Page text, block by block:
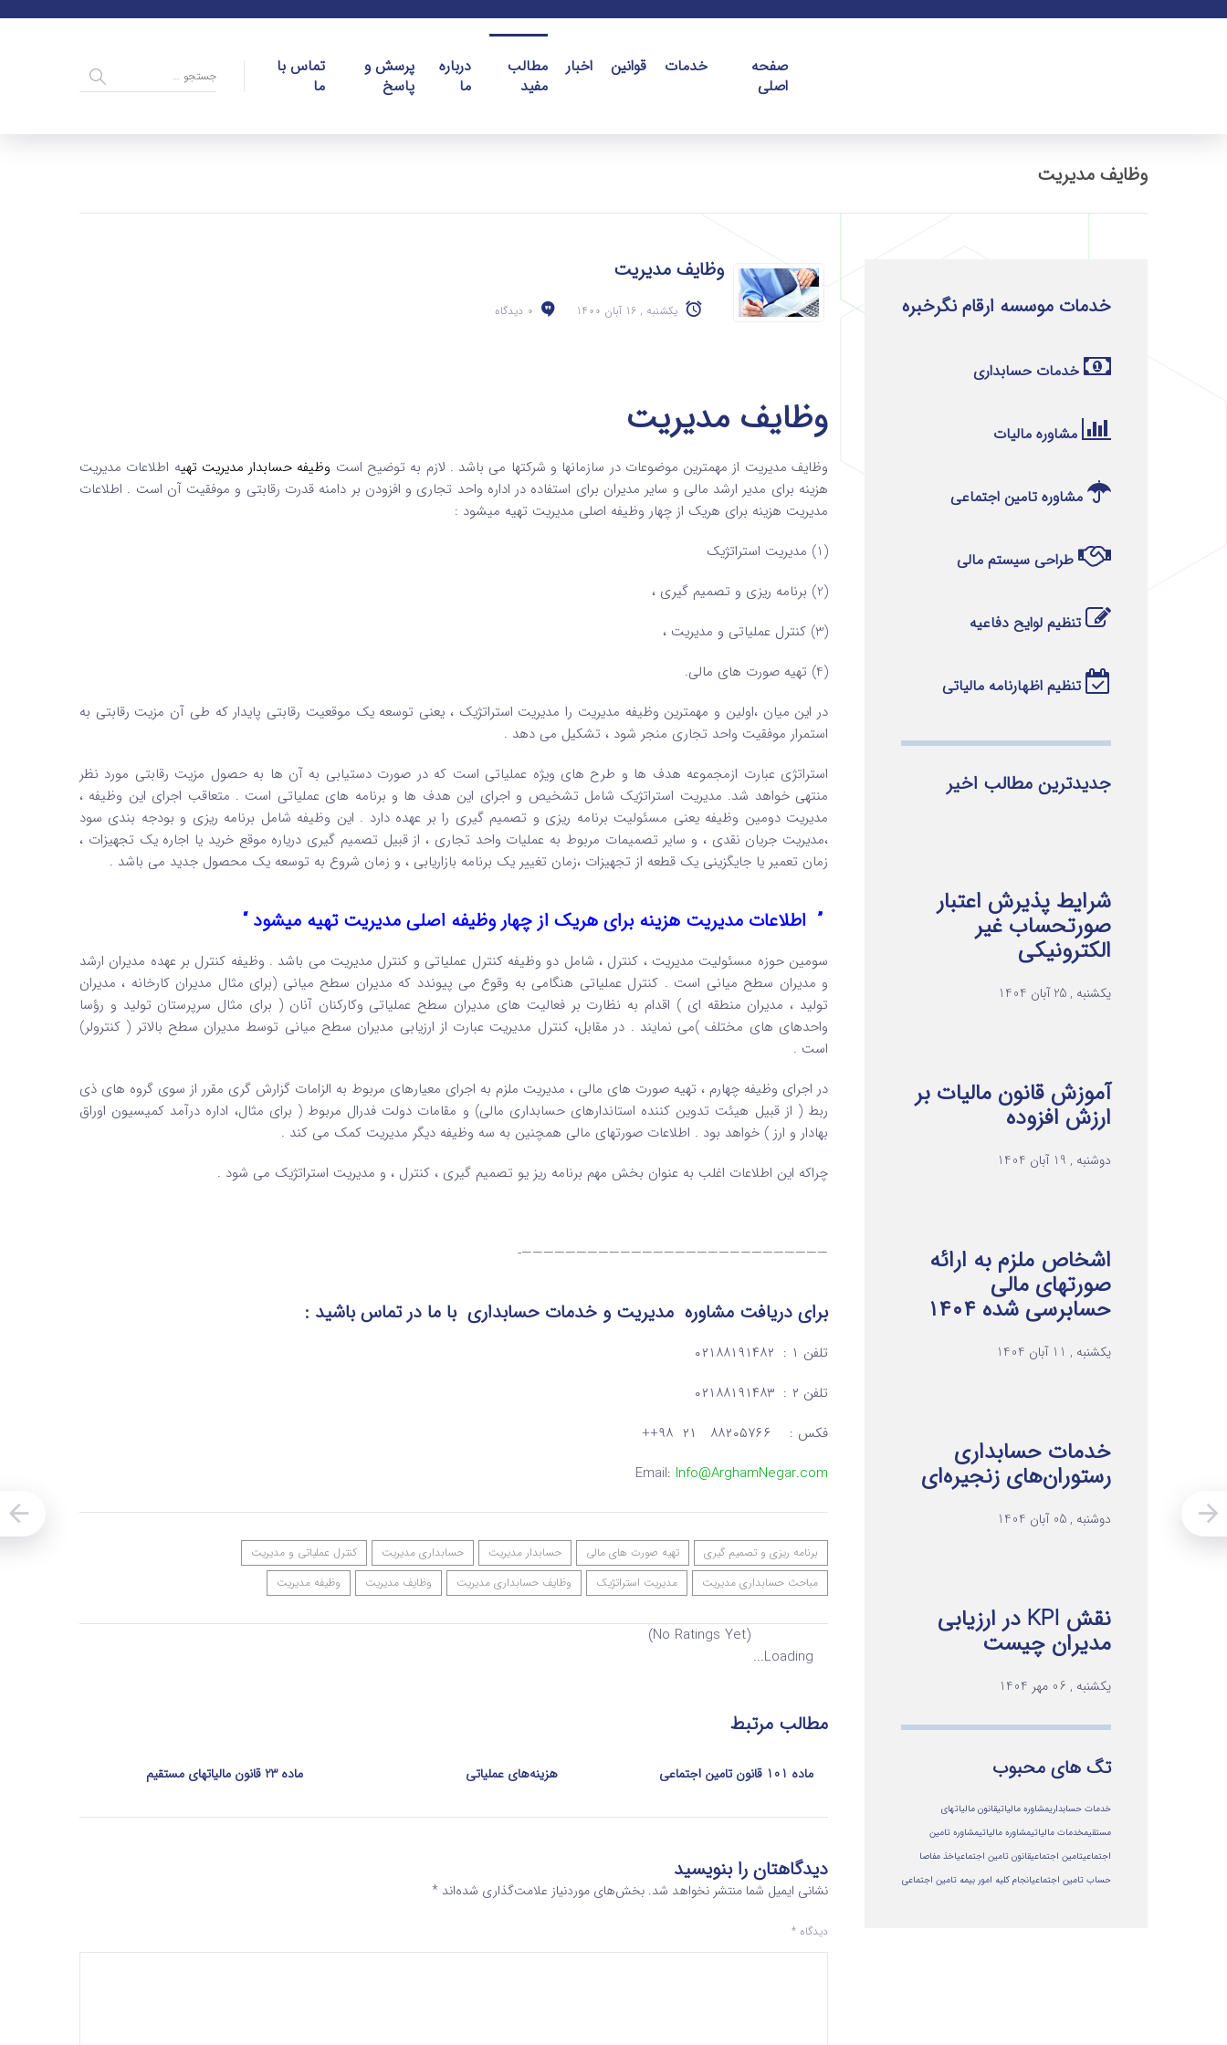
صفحه
اصلی
خدمات قوانین اخبار
مطالب
مفید
درباره
ما
پرسش و
پاسخ
تماس با
ما
وظایف مدیریت
وظایف مدیریت
یکشنبه , 16 آبان 1400 0 دیدگاه
وظایف مدیریت
وظایف مدیریت از مهمترین موضوعات در سازمانها و شرکتها می باشد . لازم به توضیح است وظیفه حسابدار مدیریت تهیه اطلاعات مدیریت
هزینه برای مدیر ارشد مالی و سایر مدیران برای استفاده در اداره واحد تجاری و افزودن بر دامنه قدرت رقابتی و موفقیت آن است . اطلاعات
مدیریت هزینه برای هریک از چهار وظیفه اصلی مدیریت تهیه میشود :
(1) مدیریت استراتژیک
(2) برنامه ریزی و تصمیم گیری ،
(3) کنترل عملیاتی و مدیریت ،
(4) تهیه صورت های مالی.
در این میان ،اولین و مهمترین وظیفه مدیریت را مدیریت استراتژیک ، یعنی توسعه یک موقعیت رقابتی پایدار که طی آن مزیت رقابتی به
استمرار موفقیت واحد تجاری منجر شود ، تشکیل می دهد .
استراتژی عبارت ازمجموعه هدف ها و طرح های ویژه عملیاتی است که در صورت دستیابی به آن ها به حصول مزیت رقابتی مورد نظر
منتهی خواهد شد. مدیریت استراتژیک شامل تشخیص و اجرای این هدف ها و برنامه های عملیاتی است . متعاقب اجرای این وظیفه ،
مدیریت دومین وظیفه یعنی مسئولیت برنامه ریزی و تصمیم گیری را بر عهده دارد . این وظیفه شامل برنامه ریزی و بودجه بندی سود
،مدیریت جریان نقدی ، و سایر تصمیمات مربوط به عملیات واحد تجاری ، از قبیل تصمیم گیری دریاره موقع خرید یا اجاره یک تجهیزات ،
زمان تعمیر یا جایگزینی یک قطعه از تجهیزات ،زمان تغییر یک برنامه بازاریابی ، و زمان شروع به توسعه یک محصول جدید می باشد .
” اطلاعات مدیریت هزینه برای هریک از چهار وظیفه اصلی مدیریت تهیه میشود “
سومین حوزه مسئولیت مدیریت ، کنترل ، شامل دو وظیفه کنترل عملیاتی و کنترل مدیریت می باشد . وظیفه کنترل بر عهده مدیران ارشد
و مدیران سطح میانی است . کنترل عملیاتی هنگامی به وقوع می پیوندد که مدیران سطح میانی (برای مثال مدیران کارخانه ، مدیران
تولید ، مدیران منطقه ای ) اقدام به نظارت بر فعالیت های مدیران سطح عملیاتی وکارکنان آنان ( برای مثال سرپرستان تولید و رؤسا
واحدهای های مختلف )می نمایند . در مقابل، کنترل مدیریت عبارت از ارزیابی مدیران سطح میانی توسط مدیران سطح بالاتر ( کنترولر)
است .
در اجرای وظیفه چهارم ، تهیه صورت های مالی ، مدیریت ملزم به اجرای معیارهای مربوط به الزامات گزارش گری مقرر از سوی گروه های ذی
ربط ( از قبیل هیئت تدوین کننده استاندارهای حسابداری مالی) و مقامات دولت فدرال مربوط ( برای مثال، اداره درآمد کمیسیون اوراق
بهادار و ارز ) خواهد بود . اطلاعات صورتهای مالی همچنین به سه وظیفه دیگر مدیریت کمک می کند .
چراکه این اطلاعات اغلب به عنوان بخش مهم برنامه ریز یو تصمیم گیری ، کنترل ، و مدیریت استراتژیک می شود .
————————————————————————————-
برای دریافت مشاوره مدیریت و خدمات حسابداری با ما در تماسباشید :
تلفن ۱ : ۰۲۱۸۸۱۹۱۴۸۲
تلفن ۲ : ۰۲۱۸۸۱۹۱۴۸۳
فکس : ۸۸۲۰۵۷۶۶ ۲۱ ۹۸++
Email: Info@ArghamNegar.com
برنامه ریزی و تصمیم گیری تهیه صورت های مالی حسابدار مدیریت حسابداری مدیریت
کنترل عملیاتی و مدیریت
مباحث حسابداری مدیریت
مدیریت استراتژیک وظایف حسابداری مدیریت وظایف مدیریت وظیفه مدیریت
(No Ratings Yet)
Loading...
مطالب مرتبط
ماده 23 قانون مالیاتهای مستقیم هزینه‌های عملیاتی ماده 101 قانون تامین اجتماعی
دیدگاهتان را بنویسید
نشانی ایمیل شما منتشر نخواهد شد. بخش‌های موردنیاز علامت‌گذاری شده‌اند *
دیدگاه *
خدمات موسسه ارقام نگرخبره
خدمات حسابداری
مشاوره مالیات
مشاوره تامین اجتماعی
طراحی سیستم مالی
تنظیم لوایح دفاعیه
تنظیم اظهارنامه مالیاتی
جدیدترین مطالب اخیر
شرایط پذیرش اعتبار
صورتحساب غیر
الکترونیکی
یکشنبه , 25 آبان 1404
آموزش قانون مالیات بر
ارزش افزوده
دوشنبه , 19 آبان 1404
اشخاص ملزم به ارائه
صورتهای مالی
حسابرسی شده ۱۴۰۴
یکشنبه , 11 آبان 1404
خدمات حسابداری
رستوران‌های زنجیره‌ای
دوشنبه , 05 آبان 1404
نقش KPI در ارزیابی
مدیران چیست
یکشنبه , 06 مهر 1404
تگ های محبوب
خدمات حسابداریمشاوره مالیاتیقانون مالیاتهای
مستقیمخدمات مالیاتیمشاوره مالياتيمشاوره تامین
اجتماعیتامین اجتماعیقانون تامین اجتماعیاخذ مفاصا
حساب تامین اجتماعیانجام کلیه امور بیمه تامین اجتماعی